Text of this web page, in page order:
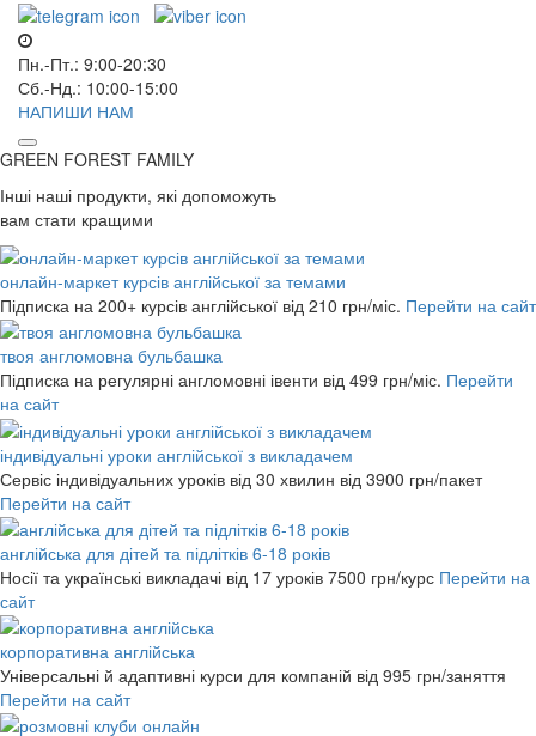
Пн.-Пт.: 9:00-20:30
Сб.-Нд.: 10:00-15:00
НАПИШИ НАМ
GREEN FOREST FAMILY
Інші наші продукти, які допоможуть
вам стати кращими
онлайн-маркет курсів англійської за темами
Підписка на 200+ курсів англійської від 210 грн/міс. Перейти на сайт
твоя англомовна бульбашка
Підписка на регулярні англомовні івенти від 499 грн/міс. Перейти
на сайт
індивідуальні уроки англійської з викладачем
Сервіс індивідуальних уроків від 30 хвилин від 3900 грн/пакет
Перейти на сайт
англійська для дітей та підлітків 6-18 років
Носії та українські викладачі від 17 уроків 7500 грн/курс Перейти на
сайт
корпоративна англійська
Універсальні й адаптивні курси для компаній від 995 грн/заняття
Перейти на сайт